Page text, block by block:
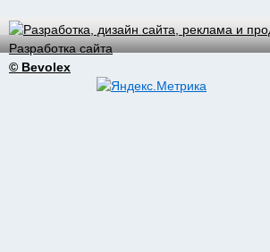
Разработка сайта
© Bevolex